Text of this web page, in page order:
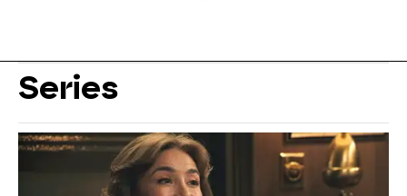
Series